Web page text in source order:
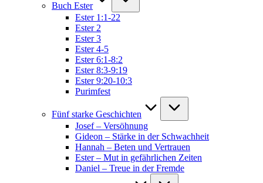
Buch Ester
Ester 1:1-22
Ester 2
Ester 3
Ester 4-5
Ester 6:1-8:2
Ester 8:3-9:19
Ester 9:20-10:3
Purimfest
Fünf starke Geschichten
Josef – Versöhnung
Gideon – Stärke in der Schwachheit
Hannah – Beten und Vertrauen
Ester – Mut in gefährlichen Zeiten
Daniel – Treue in der Fremde